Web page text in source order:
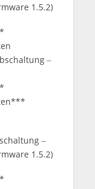
1.5.2)
‒
‒
1.5.2)